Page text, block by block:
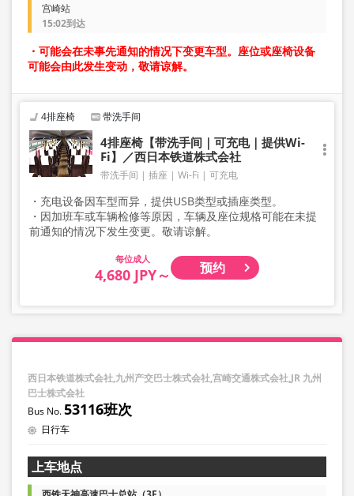
宫崎站
15:02到达
・可能会在未事先通知的情况下变更车型。座位或座椅设备
可能会由此发生变动，敬请谅解。
4排座椅 带洗手间
4排座椅【带洗手间｜可充电｜提供Wi-
Fi】／西日本铁道株式会社
带洗手间 插座 Wi-Fi 可充电
・充电设备因车型而异，提供USB类型或插座类型。
・因加班车或车辆检修等原因，车辆及座位规格可能在未提
前通知的情况下发生变更。敬请谅解。
成人
4,680 JPY～ 预约
西日本铁道株式会社,九州产交巴士株式会社,宫崎交通株式会社,JR 九州
巴士株式会社
53116班次
日行车
上车地点